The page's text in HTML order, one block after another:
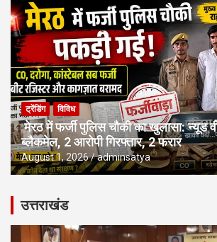
ट्रेंडिंग विविध
मेरठ में फर्जी पुलिस चौकी का खुलासा: न्यूड
ब्लैकमेल, 2 आरोपी गिरफ्तार, 2 फरार
August 1, 2026 adminsatya
उत्तराखंड